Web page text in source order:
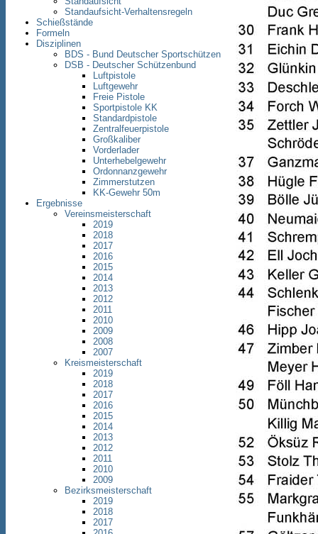
Standaufsicht-Verhaltensregeln
Schießstände
Formeln
Disziplinen
BDS - Bund Deutscher Sportschützen
DSB - Deutscher Schützenbund
Luftpistole
Luftgewehr
Freie Pistole
Sportpistole KK
Standardpistole
Zentralfeuerpistole
Großkaliber
Vorderlader
Unterhebelgewehr
Ordonnanzgewehr
Zimmerstutzen
KK-Gewehr 50m
Ergebnisse
Vereinsmeisterschaft
2019
2018
2017
2016
2015
2014
2013
2012
2011
2010
2009
2008
2007
Kreismeisterschaft
2019
2018
2017
2016
2015
2014
2013
2012
2011
2010
2009
Bezirksmeisterschaft
2019
2018
2017